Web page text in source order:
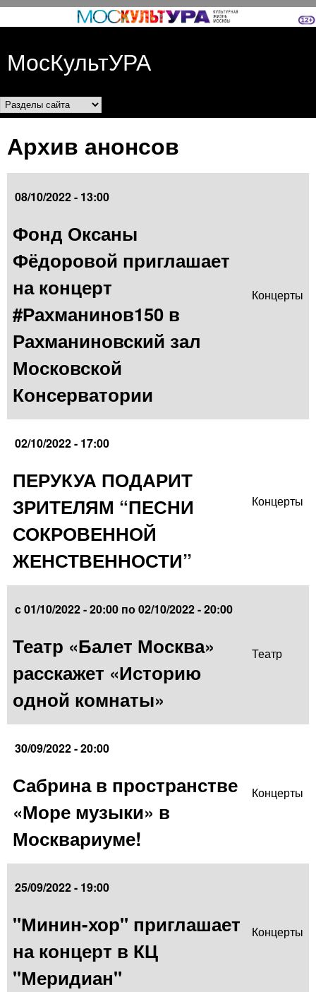
Перейти к основному
МосКультУРА
Разделы сайта
Архив анонсов
08/10/2022 - 13:00
Фонд Оксаны
Фёдоровой приглашает
на концерт
#Рахманинов150 в
Рахманиновский зал
Московской
Консерватории
Концерты
02/10/2022 - 17:00
ПЕРУКУА ПОДАРИТ
ЗРИТЕЛЯМ “ПЕСНИ
СОКРОВЕННОЙ
ЖЕНСТВЕННОСТИ”
Концерты
с01/10/2022 - 20:00 по02/10/2022 - 20:00
Театр «Балет Москва»
расскажет «Историю
одной комнаты»
Театр
30/09/2022 - 20:00
Сабрина в пространстве
«Море музыки» в
Москвариуме!
Концерты
25/09/2022 - 19:00
"Минин-хор" приглашает
на концерт в КЦ
"Меридиан"
Концерты